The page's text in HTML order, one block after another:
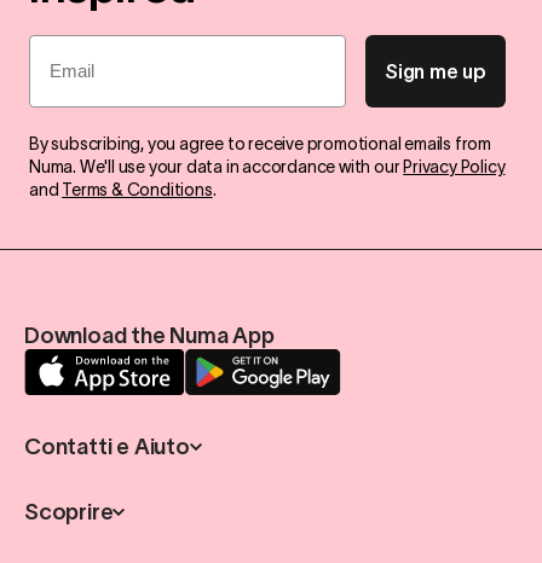
troverai sicuramente un sound e un pubblico che fanno al
caso tuo.
Email
Sign me up
By subscribing, you agree to receive promotional emails from
Numa. We'll use your data in accordance with our Privacy Policy
and Terms & Conditions.
Download the Numa App
Contatti e Aiuto
Scoprire